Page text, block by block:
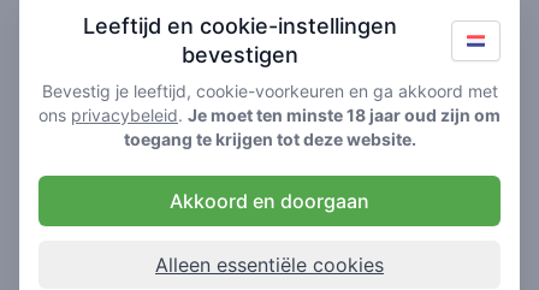
🍃 Smoker
🌱 Roller
🥦 Stoner
Reviews
Leeftijd en cookie-instellingen
bevestigen
Bevestig je leeftijd, cookie-voorkeuren en ga akkoord met
ons privacybeleid. Je moet ten minste 18 jaar oud zijn om
toegang te krijgen tot deze website.
Akkoord en doorgaan
Alleen essentiële cookies